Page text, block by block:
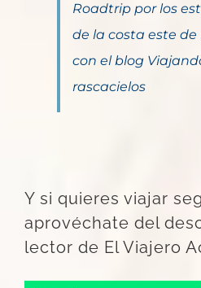
Roadtrip por los
de la costa este de
con el blog
rascacielos
Y si quieres viajar
aprovéchate del
lector de El Viajero